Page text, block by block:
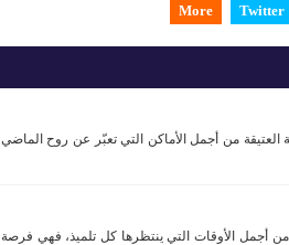
Twitter
More
العتيقة من أجمل الأماكن التي تعبّر عن روح الماضي
أجمل الأوقات التي ينتظرها كل تلميذ، فهي فرصة